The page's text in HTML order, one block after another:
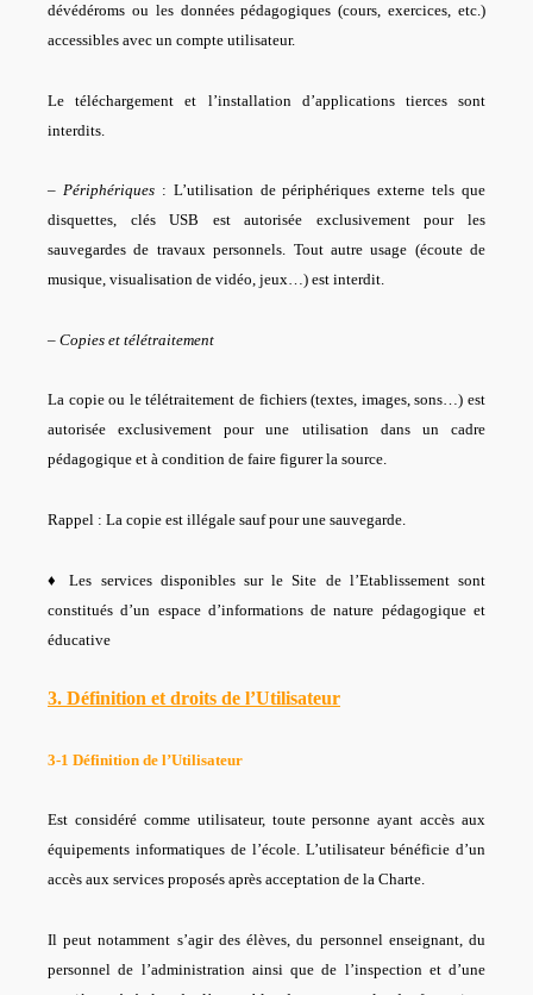
dévédéroms ou les données pédagogiques (cours, exercices, etc.)
accessibles avec un compte utilisateur.
Le téléchargement et l’installation d’applications tierces sont
interdits.
– Périphériques: L’utilisation de périphériques externe tels que
disquettes, clés USB est autorisée exclusivement pour les
sauvegardes de travaux personnels. Tout autre usage (écoute de
musique, visualisation de vidéo, jeux…) est interdit.
– Copies et télétraitement
La copie ou le télétraitement de fichiers (textes, images, sons…) est
autorisée exclusivement pour une utilisation dans un cadre
pédagogique et à condition de faire figurer la source.
Rappel : La copie est illégale sauf pour une sauvegarde.
♦ Les services disponibles sur le Site de l’Etablissement sont
constitués d’un espace d’informations de nature pédagogique et
éducative
3. Définition et droits de l’Utilisateur
3-1 Définition de l’Utilisateur
Est considéré comme utilisateur, toute personne ayant accès aux
équipements informatiques de l’école. L’utilisateur bénéficie d’un
accès aux services proposés après acceptation de la Charte.
Il peut notamment s’agir des élèves, du personnel enseignant, du
personnel de l’administration ainsi que de l’inspection et d’une